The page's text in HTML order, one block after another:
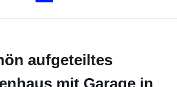
aufgeteiltes
mit Garage in